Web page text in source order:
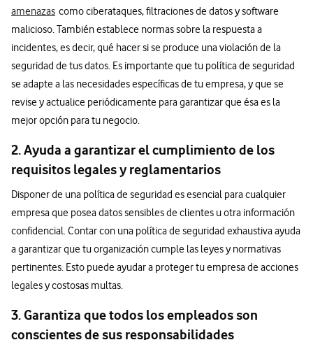
amenazas como ciberataques, filtraciones de datos y software
malicioso. También establece normas sobre la respuesta a
incidentes, es decir, qué hacer si se produce una violación de la
seguridad de tus datos. Es importante que tu política de seguridad
se adapte a las necesidades específicas de tu empresa, y que se
revise y actualice periódicamente para garantizar que ésa es la
mejor opción para tu negocio.
2. Ayuda a garantizar el cumplimiento de los
requisitos legales y reglamentarios
Disponer de una política de seguridad es esencial para cualquier
empresa que posea datos sensibles de clientes u otra información
confidencial. Contar con una política de seguridad exhaustiva ayuda
a garantizar que tu organización cumple las leyes y normativas
pertinentes. Esto puede ayudar a proteger tu empresa de acciones
legales y costosas multas.
3. Garantiza que todos los empleados son
conscientes de sus responsabilidades